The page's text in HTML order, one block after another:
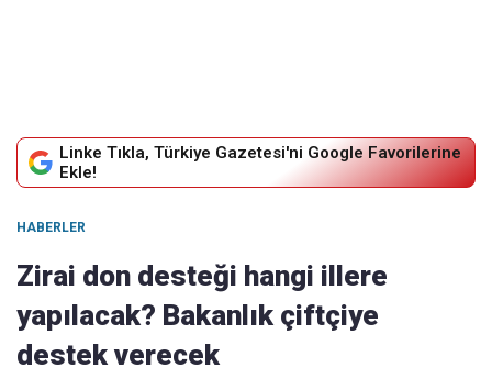
Linke Tıkla, Türkiye Gazetesi'ni Google Favorilerine
Ekle!
HABERLER
Zirai don desteği hangi illere
yapılacak? Bakanlık çiftçiye
destek verecek